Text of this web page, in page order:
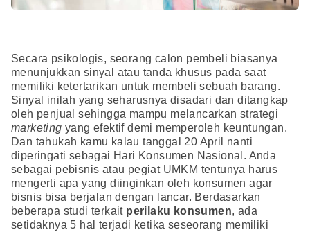
Secara psikologis, seorang calon pembeli biasanya
menunjukkan sinyal atau tanda khusus pada saat
memiliki ketertarikan untuk membeli sebuah barang.
Sinyal inilah yang seharusnya disadari dan ditangkap
oleh penjual sehingga mampu melancarkan strategi
marketing yang efektif demi memperoleh keuntungan.
Dan tahukah kamu kalau tanggal 20 April nanti
diperingati sebagai Hari Konsumen Nasional. Anda
sebagai pebisnis atau pegiat UMKM tentunya harus
mengerti apa yang diinginkan oleh konsumen agar
bisnis bisa berjalan dengan lancar. Berdasarkan
beberapa studi terkait perilaku konsumen, ada
setidaknya 5 hal terjadi ketika seseorang memiliki